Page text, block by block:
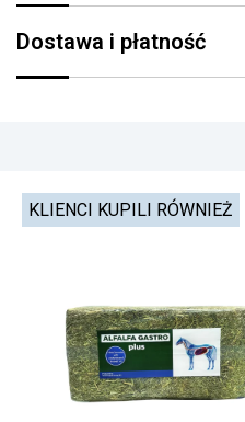
Dostawa i płatność
KLIENCI KUPILI RÓWNIEŻ